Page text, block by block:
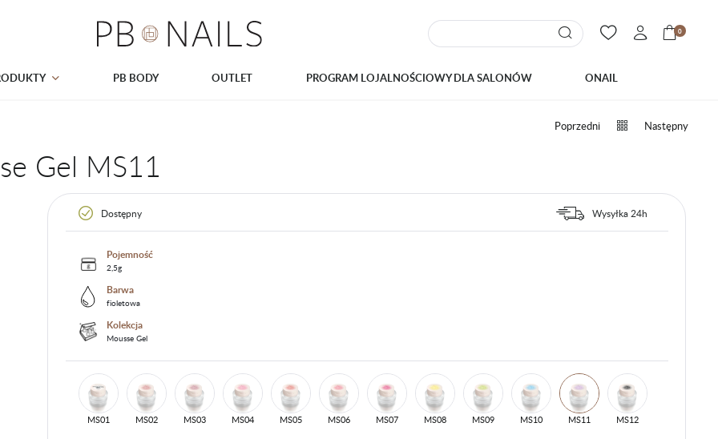
0
PB BODY OUTLET PROGRAM LOJALNOŚCIOWY DLA SALONÓW ONAIL
Poprzedni Następny
Gel MS11
Dostępny Wysyłka 24h
Pojemność
2,5g
Barwa
fioletowa
Kolekcja
Mousse Gel
MS01 MS02 MS03 MS04 MS05 MS06 MS07 MS08 MS09 MS10 MS11 MS12